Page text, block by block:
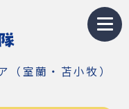
（室蘭・苫小牧）